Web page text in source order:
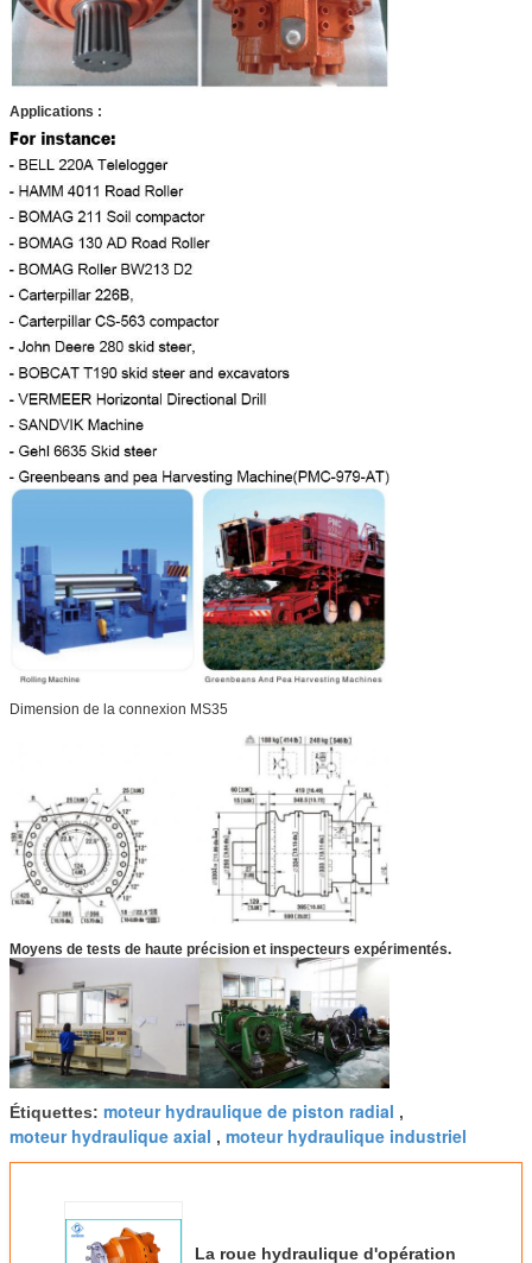
Applications :
Dimension de la connexion MS35
Moyens de tests de haute précision et inspecteurs expérimentés.
Étiquettes: moteur hydraulique de piston radial ,
moteur hydraulique axial , moteur hydraulique industriel
La roue hydraulique d'opération